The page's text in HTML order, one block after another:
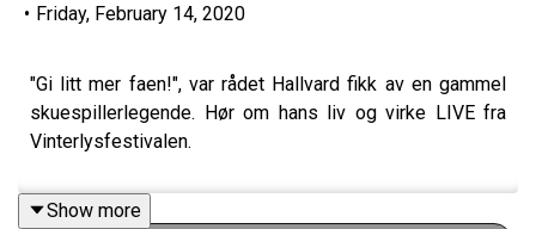
• Friday, February 14, 2020
"Gi litt mer faen!", var rådet Hallvard fikk av en gammel
skuespillerlegende. Hør om hans liv og virke LIVE fra
Vinterlysfestivalen.
Show more